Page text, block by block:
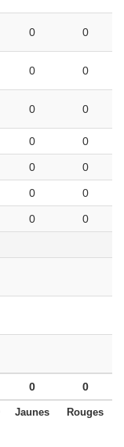
0 0
0 0
0 0
0 0
0 0
0 0
0 0
0 0
Jaunes Rouges